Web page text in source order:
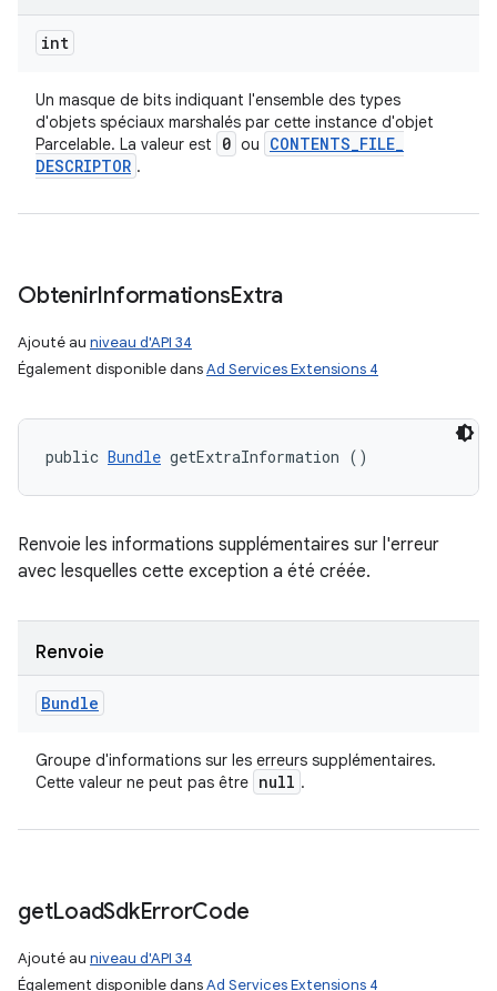
int
Un masque de bits indiquant l'ensemble des types
d'objets spéciaux marshalés par cette instance d'objet
Parcelable. La valeur est
0 ou CONTENTS_FILE_
DESCRIPTOR .
ObtenirInformationsExtra
Ajouté au niveau d'API 34
Également disponible dansAd Services Extensions 4
public Bundle getExtraInformation ()
Renvoie les informations supplémentaires sur l'erreur
avec lesquelles cette exception a été créée.
Renvoie
Bundle
Groupe d'informations sur les erreurs supplémentaires.
Cette valeur ne peut pas être null .
getLoadSdkErrorCode
Ajouté au niveau d'API 34
Également disponible dansAd Services Extensions 4